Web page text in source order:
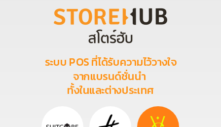
ระบบ POS ที่ได้รับความไว้วางใจ
จากแบรนด์ชั่นนำ
ทั้งในและต่างประเทศ